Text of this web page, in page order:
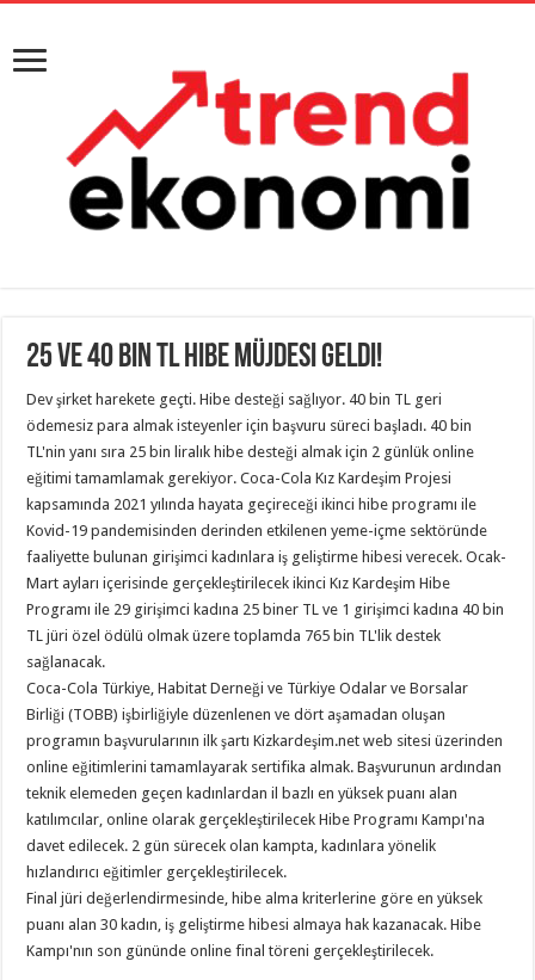
25 ve 40 bin TL hibe müjdesi geldi!
Dev şirket harekete geçti. Hibe desteği sağlıyor. 40 bin TL geri
ödemesiz para almak isteyenler için başvuru süreci başladı. 40 bin
TL'nin yanı sıra 25 bin liralık hibe desteği almak için 2 günlük online
eğitimi tamamlamak gerekiyor. Coca-Cola Kız Kardeşim Projesi
kapsamında 2021 yılında hayata geçireceği ikinci hibe programı ile
Kovid-19 pandemisinden derinden etkilenen yeme-içme sektöründe
faaliyette bulunan girişimci kadınlara iş geliştirme hibesi verecek. Ocak-
Mart ayları içerisinde gerçekleştirilecek ikinci Kız Kardeşim Hibe
Programı ile 29 girişimci kadına 25 biner TL ve 1 girişimci kadına 40 bin
TL jüri özel ödülü olmak üzere toplamda 765 bin TL'lik destek
sağlanacak.
Coca-Cola Türkiye, Habitat Derneği ve Türkiye Odalar ve Borsalar
Birliği (TOBB) işbirliğiyle düzenlenen ve dört aşamadan oluşan
programın başvurularının ilk şartı Kizkardeşim.net web sitesi üzerinden
online eğitimlerini tamamlayarak sertifika almak. Başvurunun ardından
teknik elemeden geçen kadınlardan il bazlı en yüksek puanı alan
katılımcılar, online olarak gerçekleştirilecek Hibe Programı Kampı'na
davet edilecek. 2 gün sürecek olan kampta, kadınlara yönelik
hızlandırıcı eğitimler gerçekleştirilecek.
Final jüri değerlendirmesinde, hibe alma kriterlerine göre en yüksek
puanı alan 30 kadın, iş geliştirme hibesi almaya hak kazanacak. Hibe
Kampı'nın son gününde online final töreni gerçekleştirilecek.